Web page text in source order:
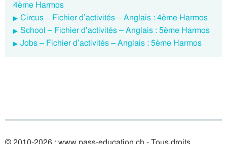
4ème Harmos
Circus – Fichier d’activités – Anglais : 4ème Harmos
School – Fichier d’activités – Anglais : 5ème Harmos
Jobs – Fichier d’activités – Anglais : 5ème Harmos